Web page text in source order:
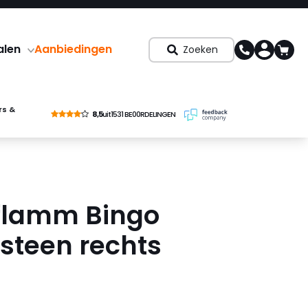
Aanbiedingen Zoeken
&
8,5uit1531 BE00RDELINGEN
Bingo
rechts